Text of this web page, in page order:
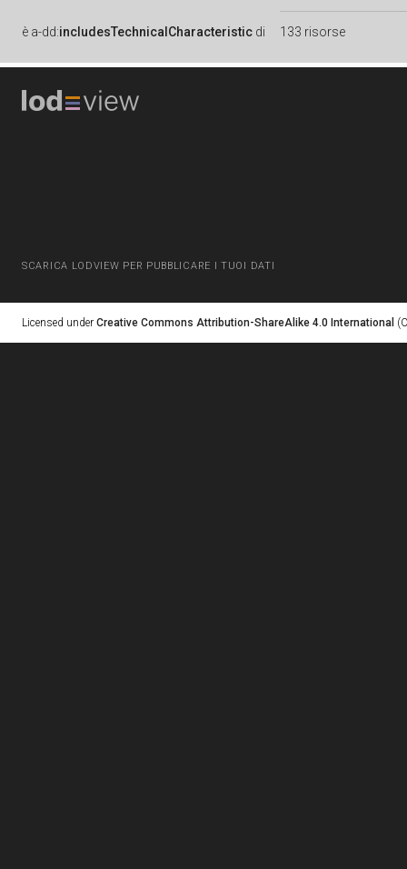
è a-dd:includesTechnicalCharacteristic di 133 risorse
SCARICA LODVIEW PER PUBBLICARE I TUOI DATI
Licensed under Creative Commons Attribution-ShareAlike 4.0 International